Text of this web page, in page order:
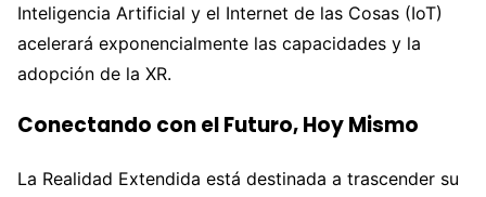
Inteligencia Artificial y el Internet de las Cosas (IoT)
acelerará exponencialmente las capacidades y la
adopción de la XR.
Conectando con el Futuro, Hoy Mismo
La Realidad Extendida está destinada a trascender su